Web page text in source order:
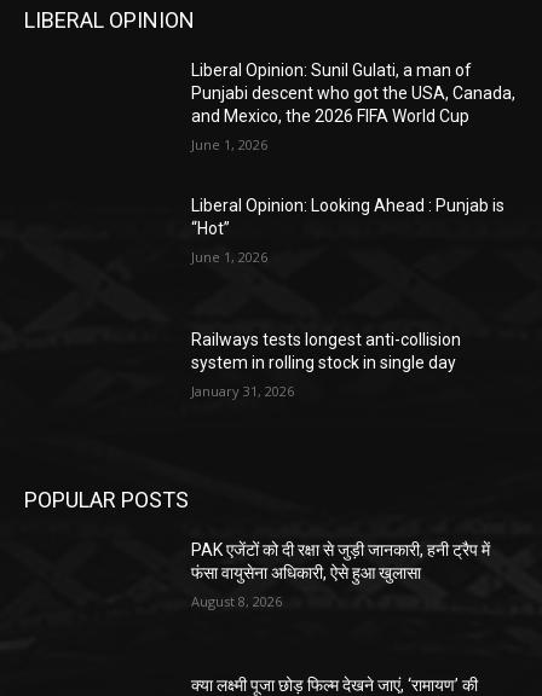
LIBERAL OPINION
Liberal Opinion: Sunil Gulati, a man of
Punjabi descent who got the USA, Canada,
and Mexico, the 2026 FIFA World Cup
June 1, 2026
Liberal Opinion: Looking Ahead : Punjab is
“Hot”
June 1, 2026
Railways tests longest anti-collision
system in rolling stock in single day
January 31, 2026
POPULAR POSTS
PAK एजेंटों को दी रक्षा से जुड़ी जानकारी, हनी ट्रैप में
फंसा वायुसेना अधिकारी, ऐसे हुआ खुलासा
August 8, 2026
क्या लक्ष्मी पूजा छोड़ फिल्म देखने जाएं, ‘रामायण’ की